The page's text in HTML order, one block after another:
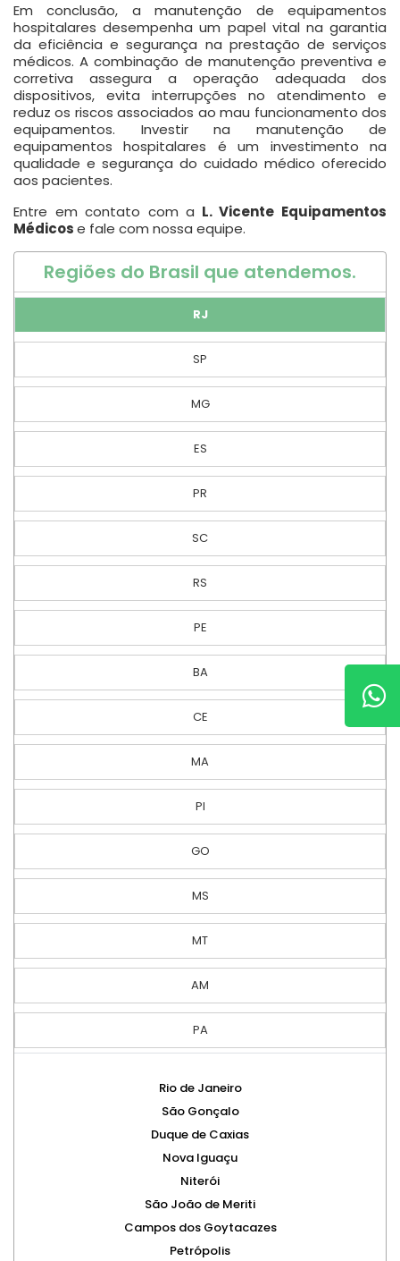
Em conclusão, a manutenção de equipamentos
hospitalares desempenha um papel vital na garantia
da eficiência e segurança na prestação de serviços
médicos. A combinação de manutenção preventiva e
corretiva assegura a operação adequada dos
dispositivos, evita interrupções no atendimento e
reduz os riscos associados ao mau funcionamento dos
equipamentos. Investir na manutenção de
equipamentos hospitalares é um investimento na
qualidade e segurança do cuidado médico oferecido
aos pacientes.
Entre em contato com a L. Vicente Equipamentos
Médicose fale com nossa equipe.
Regiões do Brasil que atendemos.
RJ
SP
MG
ES
PR
SC
RS
PE
BA
CE
MA
PI
GO
MS
MT
AM
PA
Rio de Janeiro
São Gonçalo
Duque de Caxias
Nova Iguaçu
Niterói
São João de Meriti
Campos dos Goytacazes
Petrópolis